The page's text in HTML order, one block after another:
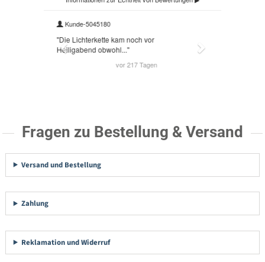
Fragen zu Bestellung & Versand
Versand und Bestellung
Zahlung
Reklamation und Widerruf